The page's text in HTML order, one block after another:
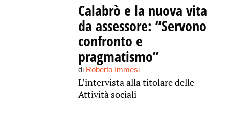
Calabrò e la nuova vita
da assessore: “Servono
confronto e
pragmatismo”
di Roberto Immesi
L’intervista alla titolare delle
Attività sociali